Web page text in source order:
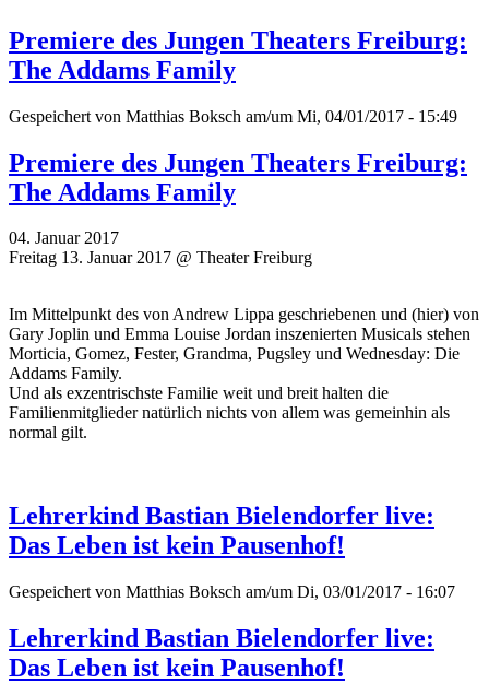
Premiere des Jungen Theaters Freiburg:
The Addams Family
Gespeichert von Matthias Boksch am/um Mi, 04/01/2017 - 15:49
Premiere des Jungen Theaters Freiburg:
The Addams Family
04. Januar 2017
Freitag 13. Januar 2017 @ Theater Freiburg
Im Mittelpunkt des von Andrew Lippa geschriebenen und (hier) von
Gary Joplin und Emma Louise Jordan inszenierten Musicals stehen
Morticia, Gomez, Fester, Grandma, Pugsley und Wednesday: Die
Addams Family.
Und als exzentrischste Familie weit und breit halten die
Familienmitglieder natürlich nichts von allem was gemeinhin als
normal gilt.
Lehrerkind Bastian Bielendorfer live:
Das Leben ist kein Pausenhof!
Gespeichert von Matthias Boksch am/um Di, 03/01/2017 - 16:07
Lehrerkind Bastian Bielendorfer live:
Das Leben ist kein Pausenhof!